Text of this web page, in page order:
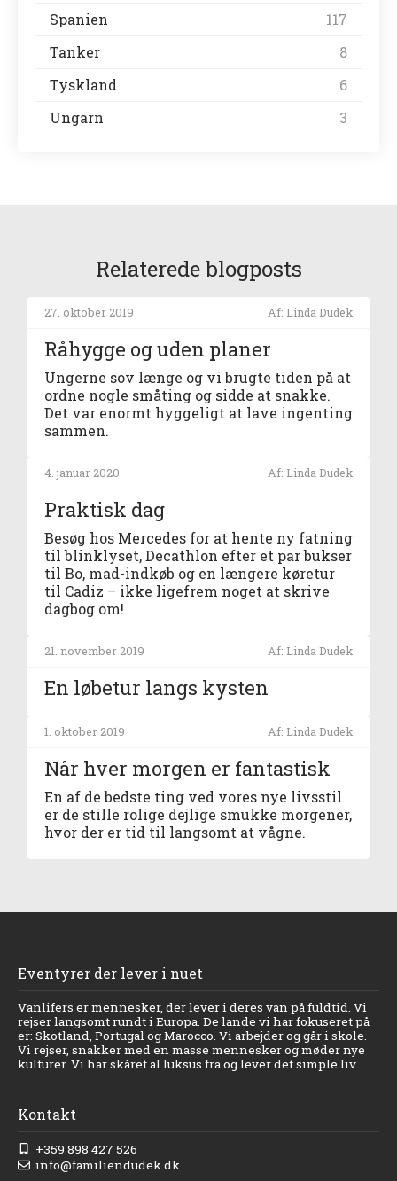
Spanien
117
Tanker
8
Tyskland
6
Ungarn
3
Relaterede blogposts
27. oktober 2019 Af: Linda Dudek
Råhygge og uden planer
Ungerne sov længe og vi brugte tiden på at
ordne nogle småting og sidde at snakke.
Det var enormt hyggeligt at lave ingenting
sammen.
4. januar 2020 Af: Linda Dudek
Praktisk dag
Besøg hos Mercedes for at hente ny fatning
til blinklyset, Decathlon efter et par bukser
til Bo, mad-indkøb og en længere køretur
til Cadiz – ikke ligefrem noget at skrive
dagbog om!
21. november 2019 Af: Linda Dudek
En løbetur langs kysten
1. oktober 2019 Af: Linda Dudek
Når hver morgen er fantastisk
En af de bedste ting ved vores nye livsstil
er de stille rolige dejlige smukke morgener,
hvor der er tid til langsomt at vågne.
Eventyrer der lever i nuet
Vanlifers er mennesker, der lever i deres van på fuldtid. Vi
rejser langsomt rundt i Europa. De lande vi har fokuseret på
er: Skotland, Portugal og Marocco. Vi arbejder og går i skole.
Vi rejser, snakker med en masse mennesker og møder nye
kulturer. Vi har skåret al luksus fra og lever det simple liv.
Kontakt
+359 898 427 526
info@familiendudek.dk